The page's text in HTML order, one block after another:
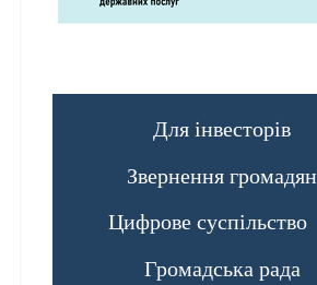
Для інвесторів
Звернення громадян
Цифрове суспільство
Громадська рада